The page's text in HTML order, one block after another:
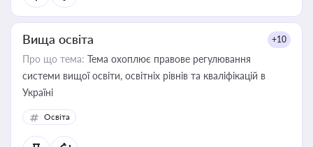
Вища освіта +10
Про що тема: Тема охоплює правове регулювання
системи вищої освіти, освітніх рівнів та кваліфікацій в
Україні
Освіта